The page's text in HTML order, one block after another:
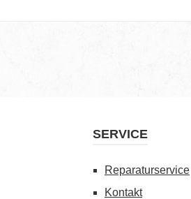
SERVICE
Reparaturservice
Kontakt